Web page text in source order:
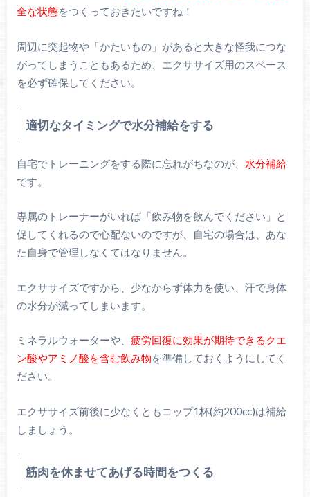
全な状態をつくっておきたいですね！
周辺に突起物や「かたいもの」があると大きな怪我につな
がってしまうこともあるため、エクササイズ用のスペース
を必ず確保してください。
適切なタイミングで水分補給をする
自宅でトレーニングをする際に忘れがちなのが、 水分補給
です。
専属のトレーナーがいれば「飲み物を飲んでください」と
促してくれるので心配ないのですが、自宅の場合は、あな
た自身で管理しなくてはなりません。
エクササイズですから、少なからず体力を使い、汗で身体
の水分が減ってしまいます。
ミネラルウォーターや、 疲労回復に効果が期待できるクエ
ン酸やアミノ酸を含む飲み物を準備しておくようにしてく
ださい。
エクササイズ前後に少なくともコップ1杯(約200cc)は補給
しましょう。
筋肉を休ませてあげる時間をつくる